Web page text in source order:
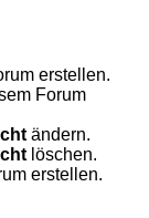
erstellen.
Forum
ändern.
löschen.
erstellen.